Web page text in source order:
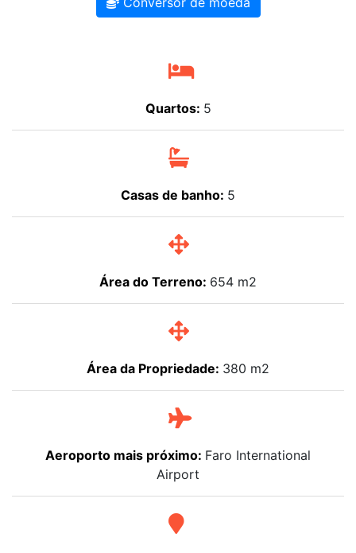
Quartos: 5
Casas de banho: 5
Área do Terreno: 654 m2
Área da Propriedade: 380 m2
Aeroporto mais próximo: Faro International
Airport